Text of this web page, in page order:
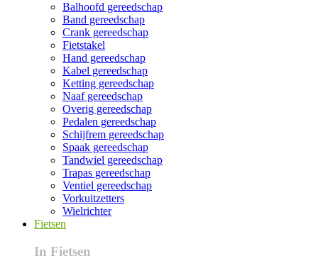
Balhoofd gereedschap
Band gereedschap
Crank gereedschap
Fietstakel
Hand gereedschap
Kabel gereedschap
Ketting gereedschap
Naaf gereedschap
Overig gereedschap
Pedalen gereedschap
Schijfrem gereedschap
Spaak gereedschap
Tandwiel gereedschap
Trapas gereedschap
Ventiel gereedschap
Vorkuitzetters
Wielrichter
Fietsen
In Fietsen